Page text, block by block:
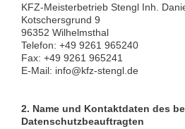
KFZ-Meisterbetrieb Stengl Inh.
Kotschersgrund 9
96352 Wilhelmsthal
Telefon: +49 9261 965240
Fax: +49 9261 965241
E-Mail: info@kfz-stengl.de
2. Name und Kontaktdaten des
Datenschutzbeauftragten